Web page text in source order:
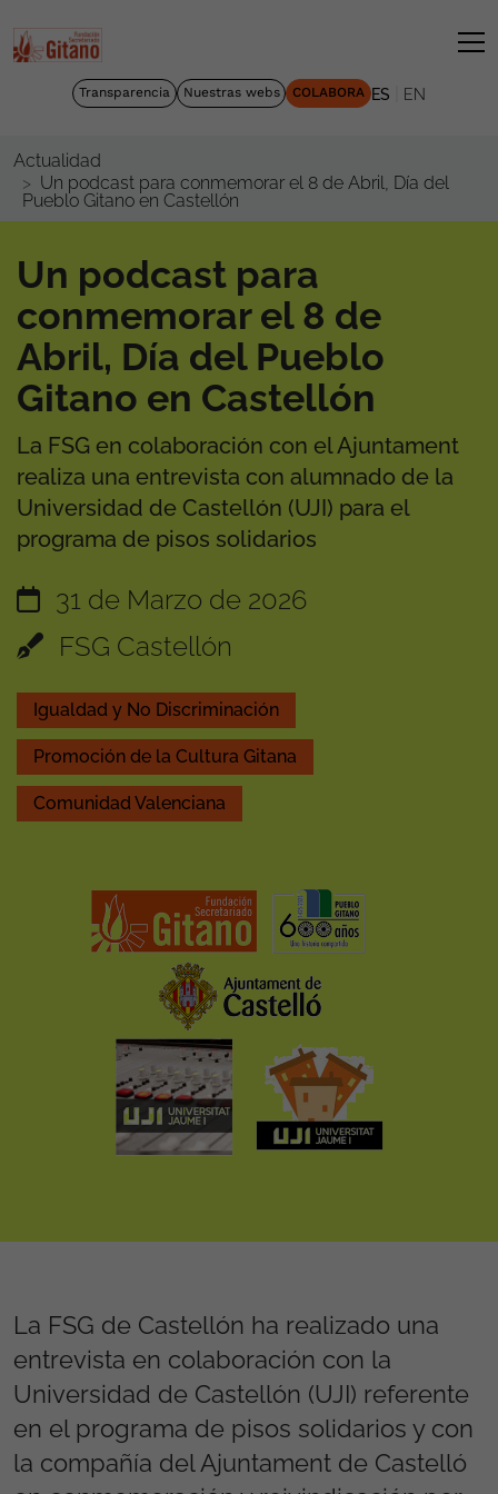
Transparencia Nuestras webs COLABORA ES EN
Actualidad
Un podcast para conmemorar el 8 de Abril, Día del
Pueblo Gitano en Castellón
Un podcast para
conmemorar el 8 de
Abril, Día del Pueblo
Gitano en Castellón
La FSG en colaboración con el Ajuntament
realiza una entrevista con alumnado de la
Universidad de Castellón (UJI) para el
programa de pisos solidarios
31 de Marzo de 2026
FSG Castellón
Igualdad y No Discriminación
Promoción de la Cultura Gitana
Comunidad Valenciana
La FSG de Castellón ha realizado una
entrevista en colaboración con la
Universidad de Castellón (UJI) referente
en el programa de pisos solidarios y con
la compañía del Ajuntament de Castelló